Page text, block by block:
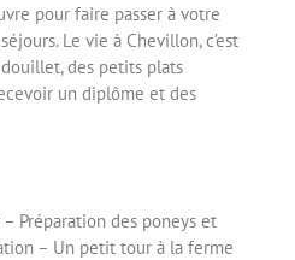
pour faire passer à votre
Le vie à Chevillon, c’est
des petits plats
un diplôme et des
Préparation des poneys et
– Un petit tour à la ferme